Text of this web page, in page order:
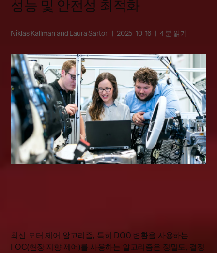
성능 및 안전성 최적화
Niklas Källman and Laura Sartori 2025-10-16 4 분 읽기
최신 모터 제어 알고리즘, 특히 DQ0 변환을 사용하는
FOC(현장 지향 제어)를 사용하는 알고리즘은 정밀도, 결정